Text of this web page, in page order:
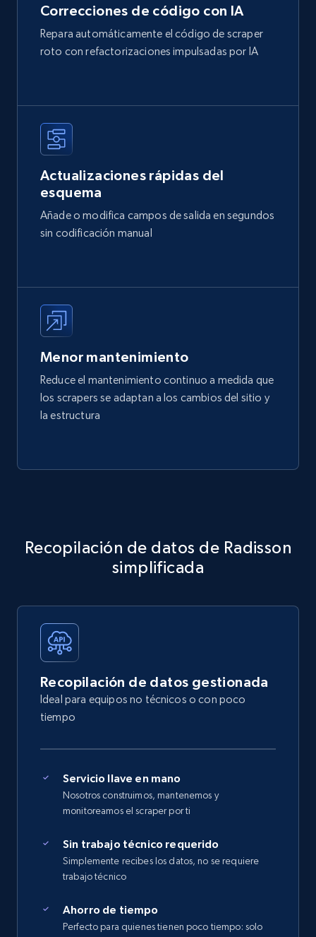
Correcciones de código con IA
Repara automáticamente el código de scraper
roto con refactorizaciones impulsadas por IA
Actualizaciones rápidas del
esquema
Añade o modifica campos de salida en segundos
sin codificación manual
Menor mantenimiento
Reduce el mantenimiento continuo a medida que
los scrapers se adaptan a los cambios del sitio y
la estructura
Recopilación de datos de Radisson
simplificada
Recopilación de datos gestionada
Ideal para equipos no técnicos o con poco
tiempo
Servicio llave en mano
Nosotros construimos, mantenemos y
monitoreamos el scraper por ti
Sin trabajo técnico requerido
Simplemente recibes los datos, no se requiere
trabajo técnico
Ahorro de tiempo
Perfecto para quienes tienen poco tiempo: solo